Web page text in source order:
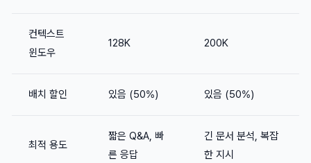
컨텍스트
윈도우
128K 200K
배치 할인 있음 (50%) 있음 (50%)
최적 용도
짧은 Q&A, 빠
른 응답
긴 문서 분석, 복잡
한 지시